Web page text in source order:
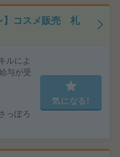
】コスメ販売 札
ルによ
与が受
っぽろ
気になる!